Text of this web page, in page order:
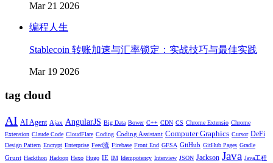
Mar 21 2026
编程人生
Stablecoin 转账加速与汇率锁定：实战技巧与最佳实践
Mar 19 2026
tag cloud
AI AI Agent Ajax AngularJS Big Data Bower C++ CDN CS Chrome Extensio Chrome
Extension Claude Code CloudFlare Coding Coding Assistant Computer Graphics Cursor DeFi
Design Pattern Encrypt Enterprise Feed流 Firebase Front End GFSA GitHub GitHub Pages Gradle
Grunt Hackthon Hadoop Hexo Hugo IE IM Idempotency Interview JSON Jackson Java Java工程